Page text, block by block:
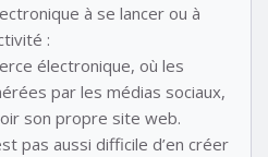
à se lancer ou à
:
électronique, où les
par les médias sociaux,
son propre site web.
pas aussi difficile d’en créer